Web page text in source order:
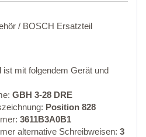
/ BOSCH Ersatzteil
mit folgendem Gerät und
GBH 3-28 DRE
Position 828
3611B3A0B1
alternative Schreibweisen: 3